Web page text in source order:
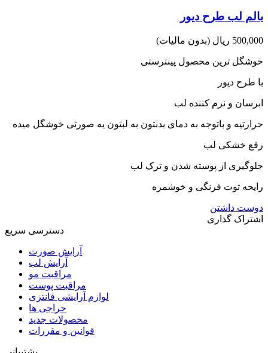
بالم لب طرح دیور
500,000 ریال (بدون مالیات)
خوشگل ترین محصول پینترستی
با طرح دیور
ابرسان و نرم کننده لب
حرارتیه و باتوجه به دمای بدنتون به لبتون یه صورتی خوشگل میده
رفع خشکی لب
جلوگیری از پوسته شدن و ترک لب
رایحه توت فرنگی و خوشمزه
دوست داشتن
اشتراک گذاری
دسترسی سریع
آرایش صورت
آرایش لب
مراقبت مو
مراقبت پوست
لوازم آرایشی فانتزی
حراجی ها
محصولات جدید
قوانین و مقررات